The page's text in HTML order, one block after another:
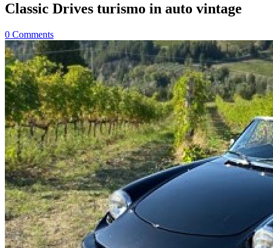
Classic Drives turismo in auto vintage
0 Comments